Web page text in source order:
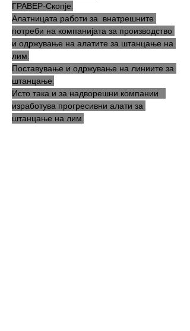
ГРАВЕР-Скопје.
Алатницата работи за  внатрешните
потреби на компанијата за производство
и одржување на алатите за штанцање на
лим.
Поставување и одржување на линиите за
штанцање.
Исто така и за надворешни компании
изработува прогресивни алати за
штанцање на лим.